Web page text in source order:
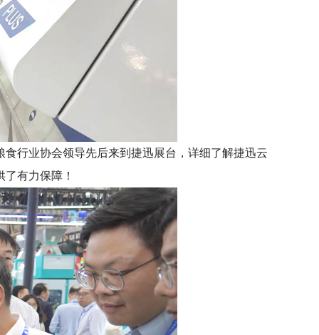
行业协会领导先后来到捷迅展台，详细了解捷迅云
有力保障！